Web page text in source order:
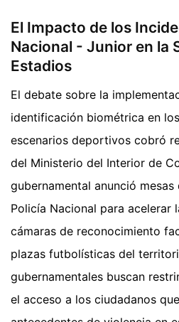
El Impacto de los
Nacional - Junior en la
Estadios
El debate sobre la
identificación biométrica en
escenarios deportivos cobró
del Ministerio del Interior de
gubernamental anunció
Policía Nacional para acelerar
cámaras de reconocimiento
plazas futbolísticas del
gubernamentales buscan
el acceso a los ciudadanos